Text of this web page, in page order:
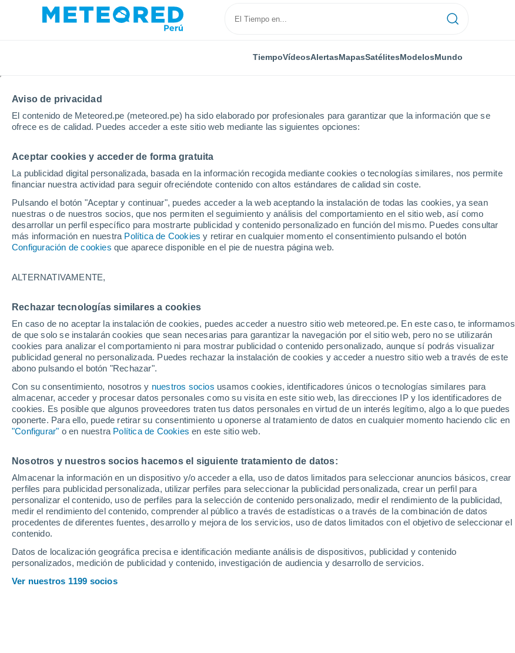
Aviso de privacidad
El contenido de Meteored.pe (meteored.pe) ha sido elaborado por profesionales para garantizar que la información que se
ofrece es de calidad. Puedes acceder a este sitio web mediante las siguientes opciones:
Aceptar cookies y acceder de forma gratuita
La publicidad digital personalizada, basada en la información recogida mediante cookies o tecnologías similares, nos permite
financiar nuestra actividad para seguir ofreciéndote contenido con altos estándares de calidad sin coste.
Pulsando el botón "Aceptar y continuar", puedes acceder a la web aceptando la instalación de todas las cookies, ya sean
nuestras o de nuestros socios, que nos permiten el seguimiento y análisis del comportamiento en el sitio web, así como
desarrollar un perfil específico para mostrarte publicidad y contenido personalizado en función del mismo. Puedes consultar
más información en nuestra Política de Cookies y retirar en cualquier momento el consentimiento pulsando el botón
Configuración de cookies que aparece disponible en el pie de nuestra página web.
ALTERNATIVAMENTE,
Rechazar tecnologías similares a cookies
En caso de no aceptar la instalación de cookies, puedes acceder a nuestro sitio web meteored.pe. En este caso, te informamos
de que solo se instalarán cookies que sean necesarias para garantizar la navegación por el sitio web, pero no se utilizarán
cookies para analizar el comportamiento ni para mostrar publicidad o contenido personalizado, aunque sí podrás visualizar
publicidad general no personalizada. Puedes rechazar la instalación de cookies y acceder a nuestro sitio web a través de este
abono pulsando el botón "Rechazar".
Con su consentimiento, nosotros y nuestros socios usamos cookies, identificadores únicos o tecnologías similares para
almacenar, acceder y procesar datos personales como su visita en este sitio web, las direcciones IP y los identificadores de
cookies. Es posible que algunos proveedores traten tus datos personales en virtud de un interés legítimo, algo a lo que puedes
oponerte. Para ello, puede retirar su consentimiento u oponerse al tratamiento de datos en cualquier momento haciendo clic en
"Configurar" o en nuestra Política de Cookies en este sitio web.
Nosotros y nuestros socios hacemos el siguiente tratamiento de datos:
Almacenar la información en un dispositivo y/o acceder a ella, uso de datos limitados para seleccionar anuncios básicos, crear
perfiles para publicidad personalizada, utilizar perfiles para seleccionar la publicidad personalizada, crear un perfil para
personalizar el contenido, uso de perfiles para la selección de contenido personalizado, medir el rendimiento de la publicidad,
medir el rendimiento del contenido, comprender al público a través de estadísticas o a través de la combinación de datos
procedentes de diferentes fuentes, desarrollo y mejora de los servicios, uso de datos limitados con el objetivo de seleccionar el
contenido.
Datos de localización geográfica precisa e identificación mediante análisis de dispositivos, publicidad y contenido
personalizados, medición de publicidad y contenido, investigación de audiencia y desarrollo de servicios.
Ver nuestros 1199 socios
TiempoVídeosAlertasMapasSatélitesModelosMundo
Inicio Brasil Rio Grande del Sur Localidades
El tiempo en todas las ciudades de Rio Grande
del Sur
Todas las localidades de Rio Grande del Sur
Alegrete
Cachoeira Do Sul
Camaqua
Cambara Do Sul
Canela
Caraa
Carazinho
Cerro Largo
Chuy
Ivoti
Jaguari
Marau
Mostardas
Nonoai
Palmares Do Sul
Palmeira Das Missões
Pinheiro Machado
Quarai